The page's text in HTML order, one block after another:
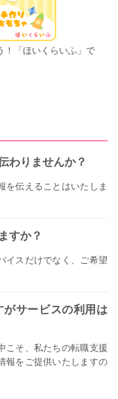
！「ほいくらいふ」で
わりませんか？
を伝えることはいたしま
すか？
イスだけでなく、ご希望
サービスの利用は
こそ、私たちの転職支援
報をご提供いたしますの